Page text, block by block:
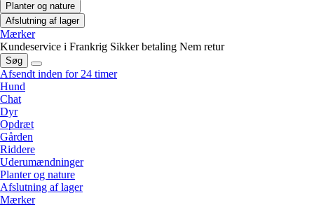
Planter og nature
Afslutning af lager
Mærker
Kundeservice i Frankrig Sikker betaling Nem retur
Søg
Afsendt inden for 24 timer
Hund
Chat
Dyr
Opdræt
Gården
Riddere
Uderumændninger
Planter og nature
Afslutning af lager
Mærker